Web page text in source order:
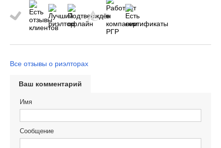
Все отзывы о риэлторах
Ваш комментарий
Имя
Сообщение